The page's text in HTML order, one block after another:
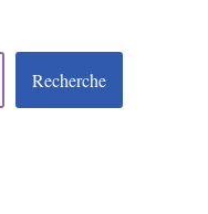
Recherche